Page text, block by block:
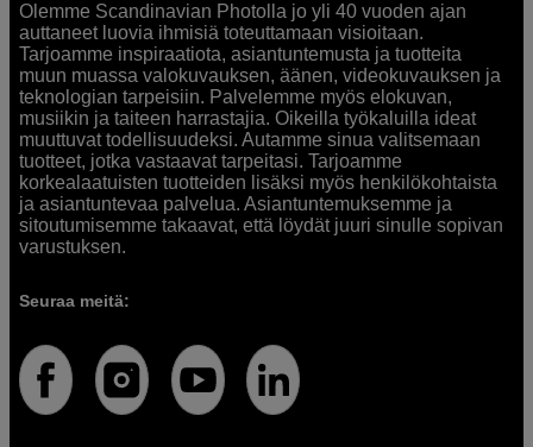
Olemme Scandinavian Photolla jo yli 40 vuoden ajan
auttaneet luovia ihmisiä toteuttamaan visioitaan.
Tarjoamme inspiraatiota, asiantuntemusta ja tuotteita
muun muassa valokuvauksen, äänen, videokuvauksen ja
teknologian tarpeisiin. Palvelemme myös elokuvan,
musiikin ja taiteen harrastajia. Oikeilla työkaluilla ideat
muuttuvat todellisuudeksi. Autamme sinua valitsemaan
tuotteet, jotka vastaavat tarpeitasi. Tarjoamme
korkealaatuisten tuotteiden lisäksi myös henkilökohtaista
ja asiantuntevaa palvelua. Asiantuntemuksemme ja
sitoutumisemme takaavat, että löydät juuri sinulle sopivan
varustuksen.
Seuraa meitä: